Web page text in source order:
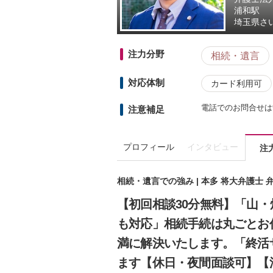
浦和駅
埼玉県さ
注力分野 相続・遺言
対応体制 カード利用可
注意補足 電話でのお問合せ
プロフィール インタビュー 注
相続・遺言での強み | 本多 将大弁護士
【初回相談30分無料】「山
も対応」相続手続は丸ごと
満に解決いたします。「終
ます【休日・夜間面談可】